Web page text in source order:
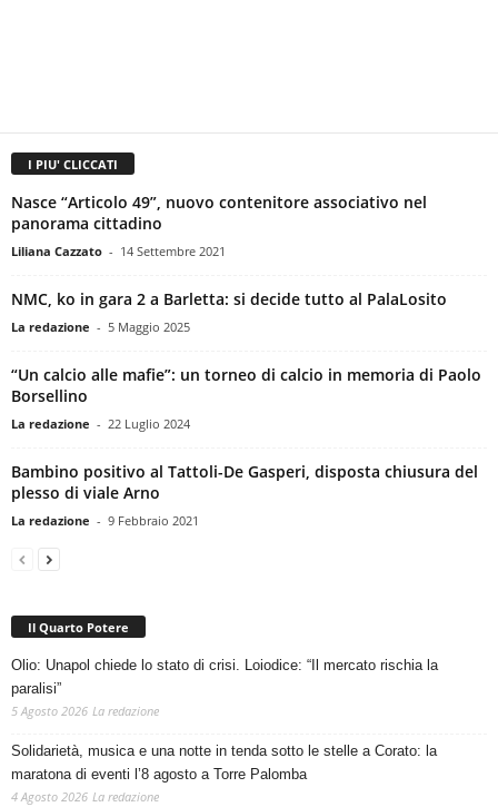
I PIU' CLICCATI
Nasce “Articolo 49”, nuovo contenitore associativo nel
panorama cittadino
Liliana Cazzato - 14 Settembre 2021
NMC, ko in gara 2 a Barletta: si decide tutto al PalaLosito
La redazione - 5 Maggio 2025
“Un calcio alle mafie”: un torneo di calcio in memoria di Paolo
Borsellino
La redazione - 22 Luglio 2024
Bambino positivo al Tattoli-De Gasperi, disposta chiusura del
plesso di viale Arno
La redazione - 9 Febbraio 2021
Il Quarto Potere
Olio: Unapol chiede lo stato di crisi. Loiodice: “Il mercato rischia la
paralisi”
5 Agosto 2026 La redazione
Solidarietà, musica e una notte in tenda sotto le stelle a Corato: la
maratona di eventi l’8 agosto a Torre Palomba
4 Agosto 2026 La redazione